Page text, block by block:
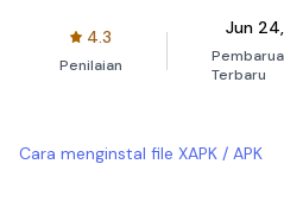
4.3
Penilaian
Jun
Terbaru
Cara menginstal file XAPK / APK